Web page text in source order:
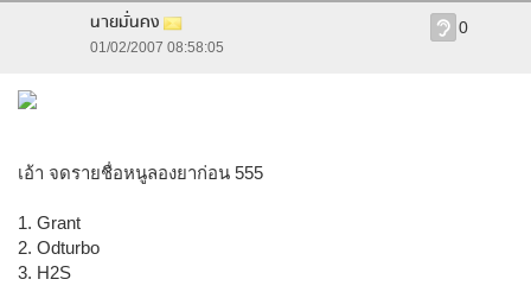
นายมั่นคง
01/02/2007 08:58:05
0
เอ้า จดรายชื่อหนูลองยาก่อน 555
1. Grant
2. Odturbo
3. H2S